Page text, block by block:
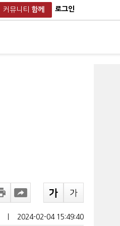
커뮤니티 함께 로그인
2024-02-04 15:49:40